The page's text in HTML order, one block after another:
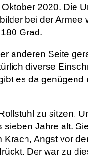
2020. Die
bei der Armee
Grad.
anderen Seite
diverse
es da genügend
zu sitzen.
Jahre alt.
Angst vor
Der war zu